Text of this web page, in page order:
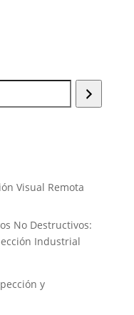
Visual Remota
No Destructivos:
Industrial
y